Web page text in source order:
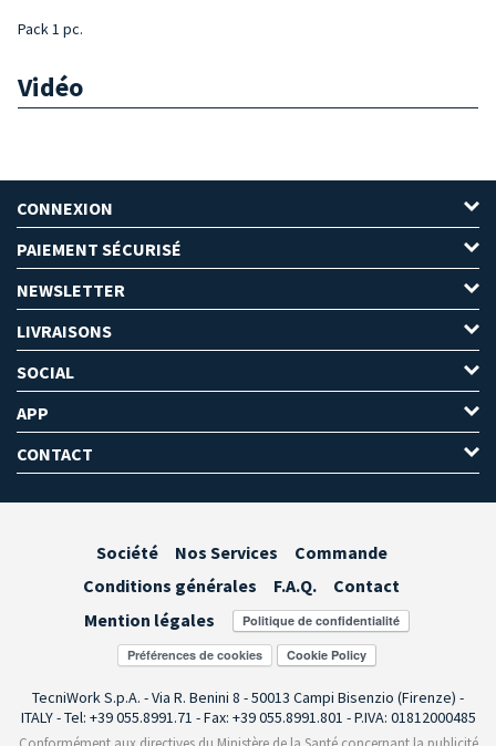
Pack 1 pc.
Vidéo
CONNEXION
PAIEMENT SÉCURISÉ
NEWSLETTER
LIVRAISONS
SOCIAL
APP
CONTACT
Société Nos Services
Commande
Conditions générales
F.A.Q.
Contact
Mention légales
Préférences de cookies
TecniWork S.p.A. - Via R. Benini 8 - 50013 Campi Bisenzio (Firenze) -
ITALY - Tel: +39 055.8991.71 - Fax: +39 055.8991.801 - P.IVA: 01812000485